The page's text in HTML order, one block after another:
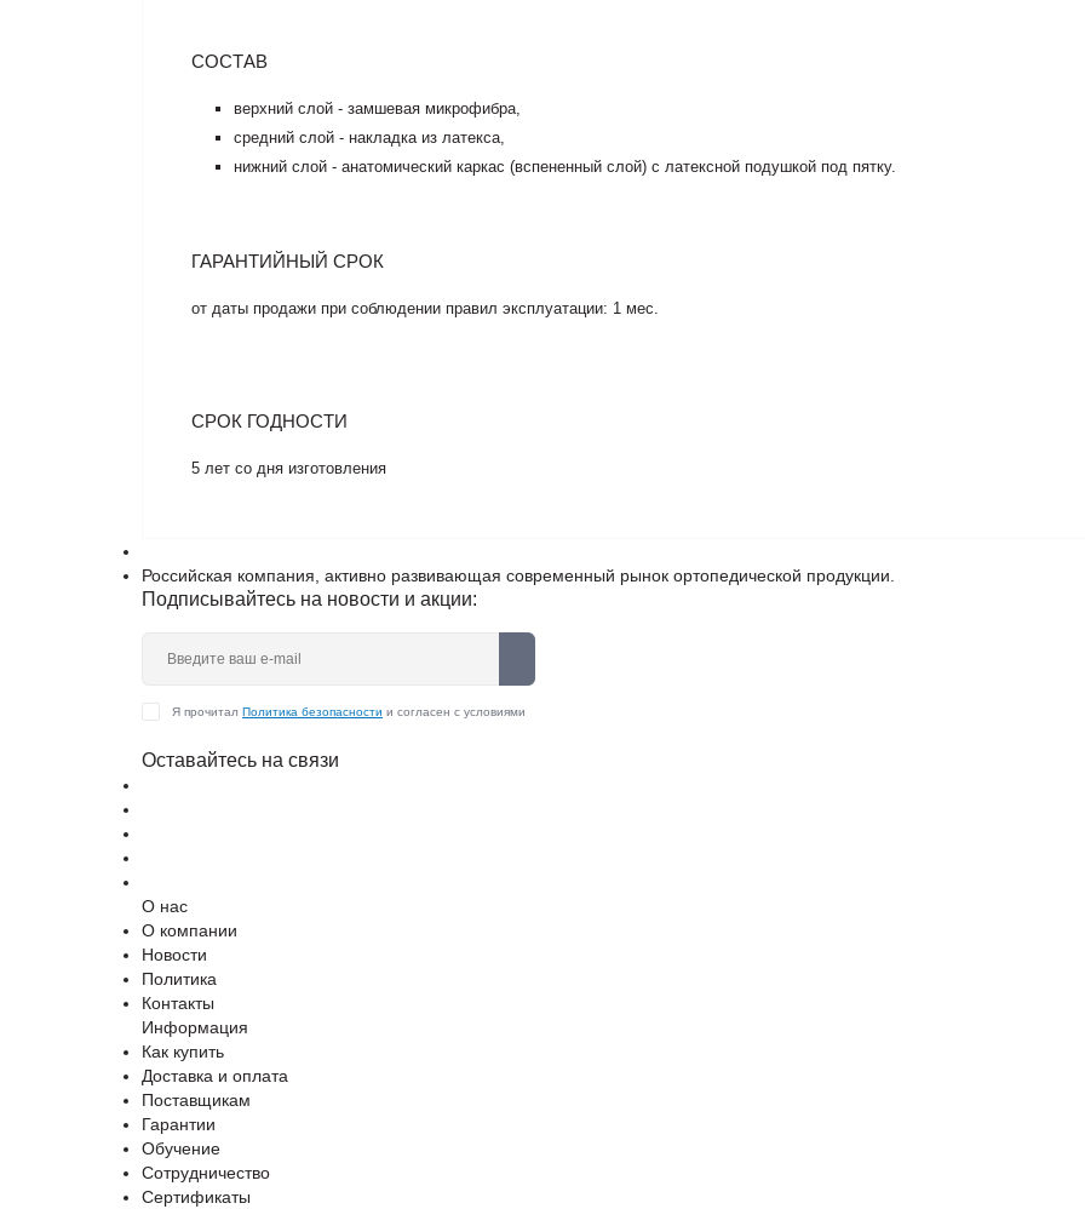
СОСТАВ
верхний слой - замшевая микрофибра,
средний слой - накладка из латекса,
нижний слой - анатомический каркас (вспененный слой) с латексной подушкой под пятку.
ГАРАНТИЙНЫЙ СРОК
от даты продажи при соблюдении правил эксплуатации: 1 мес.
СРОК ГОДНОСТИ
5 лет со дня изготовления
Российская компания, активно развивающая современный рынок ортопедической продукции.
Подписывайтесь на новости и акции:
Я прочитал Политика безопасности и согласен с условиями
Оставайтесь на связи
О нас
О компании
Новости
Политика
Контакты
Информация
Как купить
Доставка и оплата
Поставщикам
Гарантии
Обучение
Сотрудничество
Сертификаты